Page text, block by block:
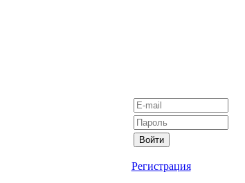
Регистрация